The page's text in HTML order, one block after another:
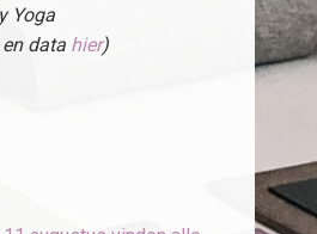
Yoga
data hier)